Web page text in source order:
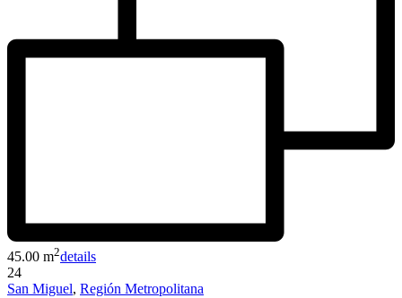
45.00 m2details
24
San Miguel, Región Metropolitana